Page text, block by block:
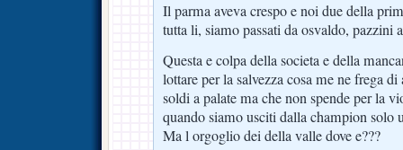
Il parma aveva crespo e noi due della
tutta li, siamo passati da osvaldo, pazzini
Questa e colpa della societa e della
lottare per la salvezza cosa me ne frega
soldi a palate ma che non spende per la
quando siamo usciti dalla champion
Ma l orgoglio dei della valle dove e???